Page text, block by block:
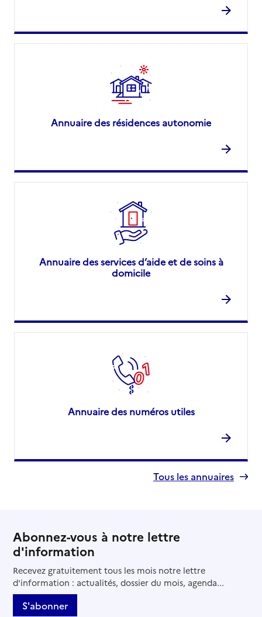
Annuaire des résidences autonomie
Annuaire des services d’aide et de soins à
domicile
Annuaire des numéros utiles
Tous les annuaires
Abonnez-vous à notre lettre
d'information
Recevez gratuitement tous les mois notre lettre
d'information : actualités, dossier du mois, agenda...
S'abonner